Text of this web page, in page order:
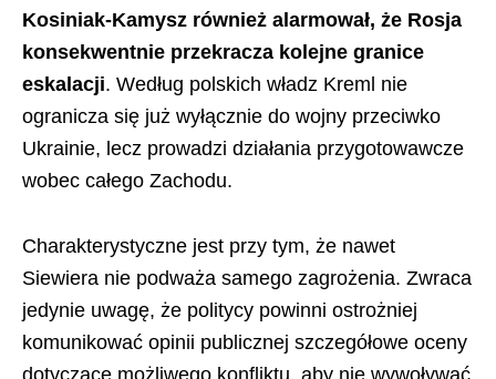
Kosiniak-Kamysz również alarmował, że Rosja
konsekwentnie przekracza kolejne granice
eskalacji. Według polskich władz Kreml nie
ogranicza się już wyłącznie do wojny przeciwko
Ukrainie, lecz prowadzi działania przygotowawcze
wobec całego Zachodu.
Charakterystyczne jest przy tym, że nawet
Siewiera nie podważa samego zagrożenia. Zwraca
jedynie uwagę, że politycy powinni ostrożniej
komunikować opinii publicznej szczegółowe oceny
dotyczące możliwego konfliktu, aby nie wywoływać